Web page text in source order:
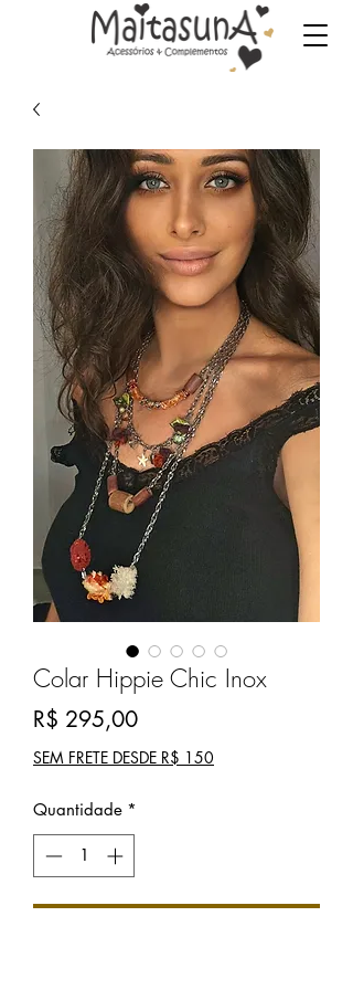
Colar Hippie Chic Inox
R$ 295,00Preço
SEM FRETE DESDE R$ 150
Quantidade *